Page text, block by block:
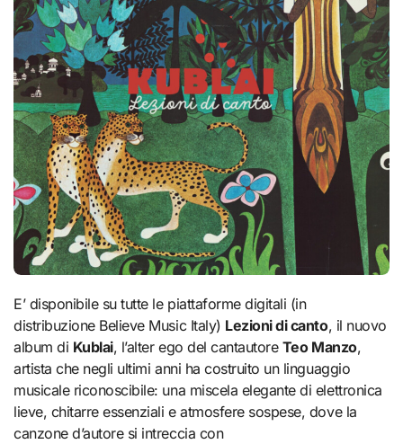
E’ disponibile su tutte le piattaforme digitali (in
distribuzione Believe Music Italy) Lezioni di canto, il nuovo
album di Kublai, l’alter ego del cantautore Teo Manzo,
artista che negli ultimi anni ha costruito un linguaggio
musicale riconoscibile: una miscela elegante di elettronica
lieve, chitarre essenziali e atmosfere sospese, dove la
canzone d’autore si intreccia con